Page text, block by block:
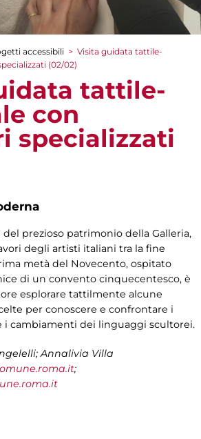
accessibili > Visita guidata tattile-
(02/02)
tattile-
con
specializzati
prezioso patrimonio della Galleria,
degli artisti italiani tra la fine
metà del Novecento, ospitato
di un convento cinquecentesco, è
esplorare tattilmente alcune
per conoscere e confrontare i
cambiamenti dei linguaggi scultorei.
Annalivia Villa
;